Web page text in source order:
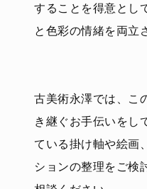
することを得意とし
と色彩の情緒を両立
古美術永澤では、こ
き継ぐお手伝いをし
ている掛け軸や絵画
ションの整理をご検